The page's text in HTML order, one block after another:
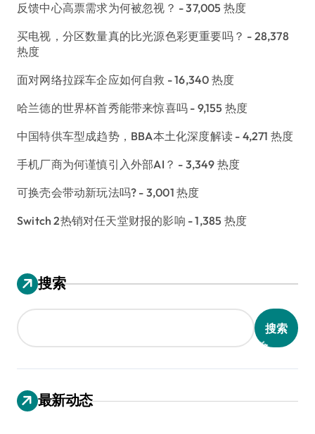
反馈中心高票需求为何被忽视？ - 37,005 热度
买电视，分区数量真的比光源色彩更重要吗？ - 28,378
热度
面对网络拉踩车企应如何自救 - 16,340 热度
哈兰德的世界杯首秀能带来惊喜吗 - 9,155 热度
中国特供车型成趋势，BBA本土化深度解读 - 4,271 热度
手机厂商为何谨慎引入外部AI？ - 3,349 热度
可换壳会带动新玩法吗? - 3,001 热度
Switch 2热销对任天堂财报的影响 - 1,385 热度
搜索
搜索
最新动态